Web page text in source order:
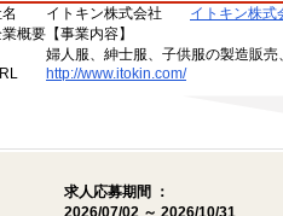
イトキン株式会社
イトキン株式
概要 【事業内容】
婦人服、紳士服、子供服の製造販売
http://www.itokin.com/
求人応募期間 ：
2026/07/02 ～ 2026/10/31